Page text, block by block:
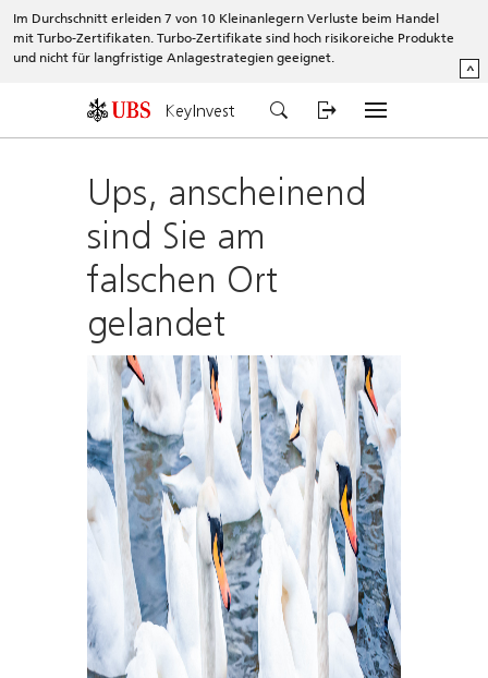
Im Durchschnitt erleiden 7 von 10 Kleinanlegern Verluste beim Handel
mit Turbo-Zertifikaten. Turbo-Zertifikate sind hoch risikoreiche Produkte
und nicht für langfristige Anlagestrategien geeignet.
^
KeyInvest
Ups, anscheinend
sind Sie am
falschen Ort
gelandet